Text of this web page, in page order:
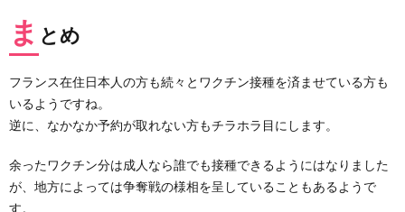
ま とめ
フランス在住日本人の方も続々とワクチン接種を済ませている方も
いるようですね。
逆に、なかなか予約が取れない方もチラホラ目にします。
余ったワクチン分は成人なら誰でも接種できるようにはなりました
が、地方によっては争奪戦の様相を呈していることもあるようで
す。